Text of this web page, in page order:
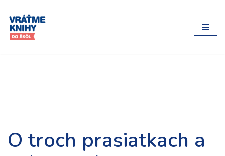
Preskočiť
na
O troch prasiatkach a